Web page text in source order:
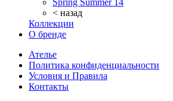
Spring Summer 14
< назад
Коллекции
О бренде
Ателье
Политика конфиденциальности
Условия и Правила
Контакты